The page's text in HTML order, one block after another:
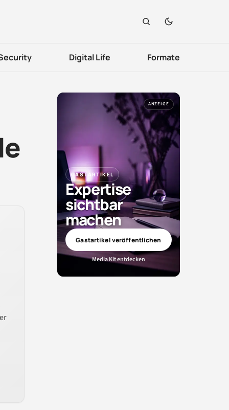
Digital Life Formate
ANZEIGE
GASTARTIKEL
Expertise
sichtbar
machen
Gastartikel veröffentlichen
Media Kit entdecken